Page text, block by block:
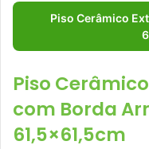
Piso Cerâmico
Piso
com Borda
61,5×61,5cm